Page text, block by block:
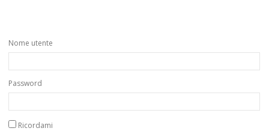
Nome utente
Password
Ricordami